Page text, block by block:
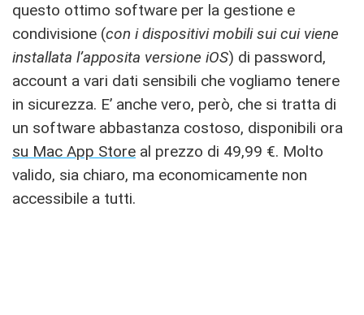
questo ottimo software per la gestione e
condivisione (con i dispositivi mobili sui cui viene
installata l’apposita versione iOS) di password,
account a vari dati sensibili che vogliamo tenere
in sicurezza. E’ anche vero, però, che si tratta di
un software abbastanza costoso, disponibili ora
su Mac App Store al prezzo di 49,99 €. Molto
valido, sia chiaro, ma economicamente non
accessibile a tutti.